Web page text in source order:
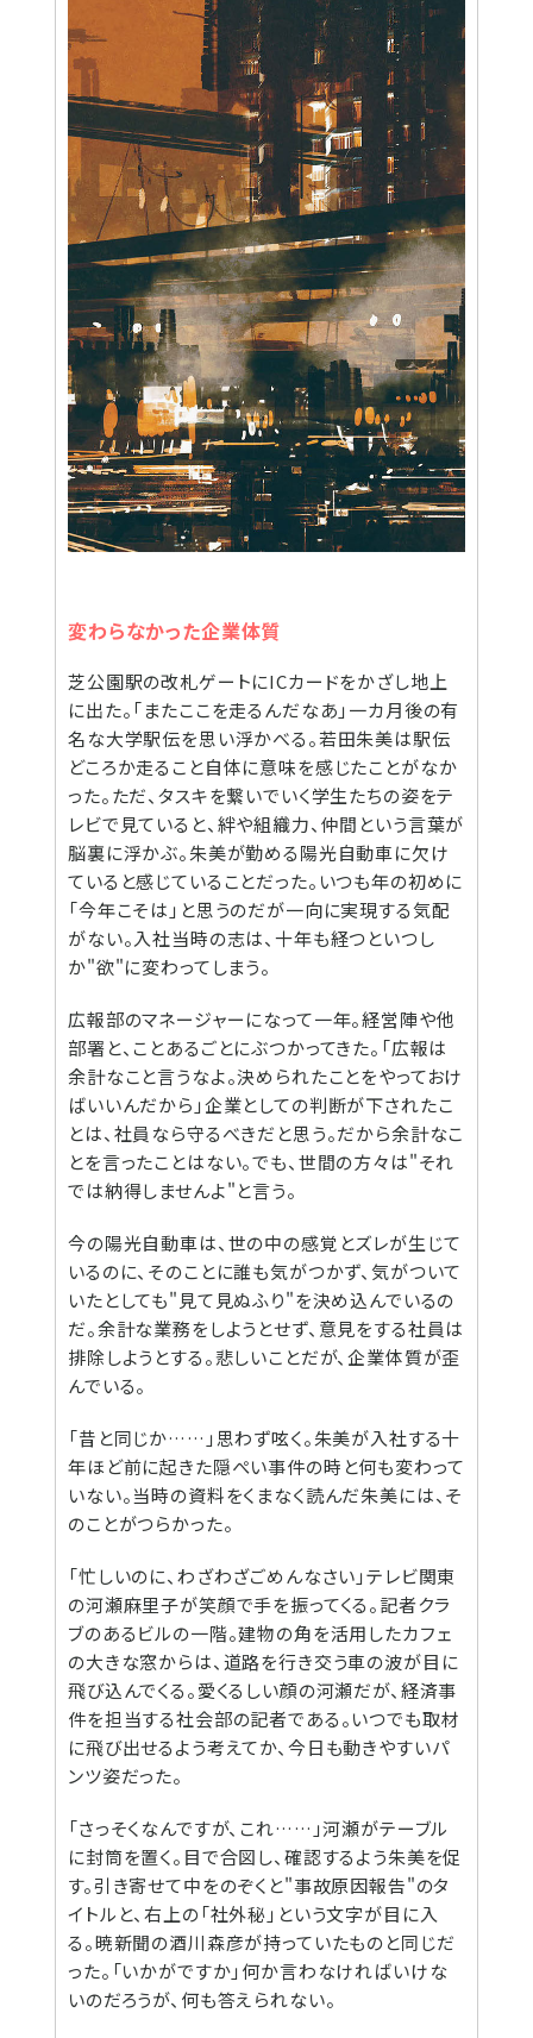
変わらなかった企業体質
芝公園駅の改札ゲートにICカードをかざし地上
に出た。「またここを走るんだなあ」一カ月後の有
名な大学駅伝を思い浮かべる。若田朱美は駅伝
どころか走ること自体に意味を感じたことがなか
った。ただ、タスキを繋いでいく学生たちの姿をテ
レビで見ていると、絆や組織力、仲間という言葉が
脳裏に浮かぶ。朱美が勤める陽光自動車に欠け
ていると感じていることだった。いつも年の初めに
「今年こそは」と思うのだが一向に実現する気配
がない。入社当時の志は、十年も経つといつし
か"欲"に変わってしまう。
広報部のマネージャーになって一年。経営陣や他
部署と、ことあるごとにぶつかってきた。「広報は
余計なこと言うなよ。決められたことをやっておけ
ばいいんだから」企業としての判断が下されたこ
とは、社員なら守るべきだと思う。だから余計なこ
とを言ったことはない。でも、世間の方々は"それ
では納得しませんよ"と言う。
今の陽光自動車は、世の中の感覚とズレが生じて
いるのに、そのことに誰も気がつかず、気がついて
いたとしても"見て見ぬふり"を決め込んでいるの
だ。余計な業務をしようとせず、意見をする社員は
排除しようとする。悲しいことだが、企業体質が歪
んでいる。
「昔と同じか……」思わず呟く。朱美が入社する十
年ほど前に起きた隠ぺい事件の時と何も変わって
いない。当時の資料をくまなく読んだ朱美には、そ
のことがつらかった。
「忙しいのに、わざわざごめんなさい」テレビ関東
の河瀬麻里子が笑顔で手を振ってくる。記者クラ
ブのあるビルの一階。建物の角を活用したカフェ
の大きな窓からは、道路を行き交う車の波が目に
飛び込んでくる。愛くるしい顔の河瀬だが、経済事
件を担当する社会部の記者である。いつでも取材
に飛び出せるよう考えてか、今日も動きやすいパ
ンツ姿だった。
「さっそくなんですが、これ……」河瀬がテーブル
に封筒を置く。目で合図し、確認するよう朱美を促
す。引き寄せて中をのぞくと"事故原因報告"のタ
イトルと、右上の「社外秘」という文字が目に入
る。暁新聞の酒川森彦が持っていたものと同じだ
った。「いかがですか」何か言わなければいけな
いのだろうが、何も答えられない。